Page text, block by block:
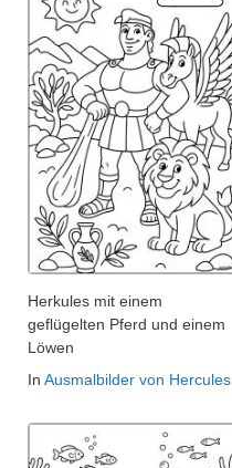
Herkules mit einem
geflügelten Pferd und einem
Löwen
In Ausmalbilder von Hercules